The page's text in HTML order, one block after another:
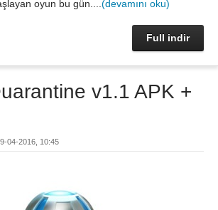
oyun bu gün.... (devamını oku)
Full indir
v1.1 APK +
04-2016, 10:45